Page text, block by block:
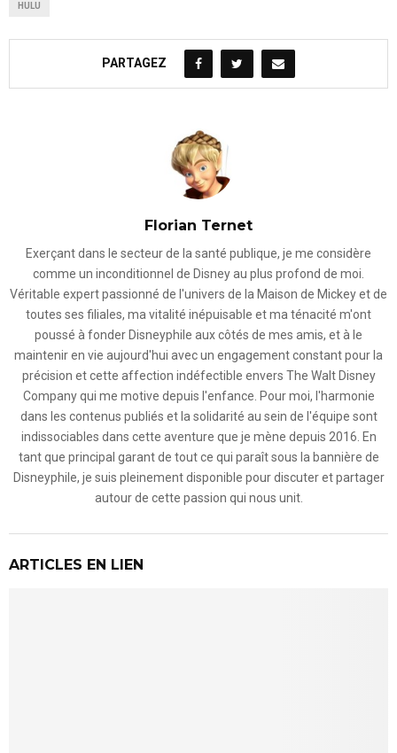
HULU
PARTAGEZ
Florian Ternet
Exerçant dans le secteur de la santé publique, je me considère
comme un inconditionnel de Disney au plus profond de moi.
Véritable expert passionné de l'univers de la Maison de Mickey et de
toutes ses filiales, ma vitalité inépuisable et ma ténacité m'ont
poussé à fonder Disneyphile aux côtés de mes amis, et à le
maintenir en vie aujourd'hui avec un engagement constant pour la
précision et cette affection indéfectible envers The Walt Disney
Company qui me motive depuis l'enfance. Pour moi, l'harmonie
dans les contenus publiés et la solidarité au sein de l'équipe sont
indissociables dans cette aventure que je mène depuis 2016. En
tant que principal garant de tout ce qui paraît sous la bannière de
Disneyphile, je suis pleinement disponible pour discuter et partager
autour de cette passion qui nous unit.
ARTICLES EN LIEN